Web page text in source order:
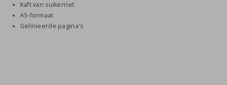
Kaft van suikerriet
A5-formaat
Gelinieerde pagina's